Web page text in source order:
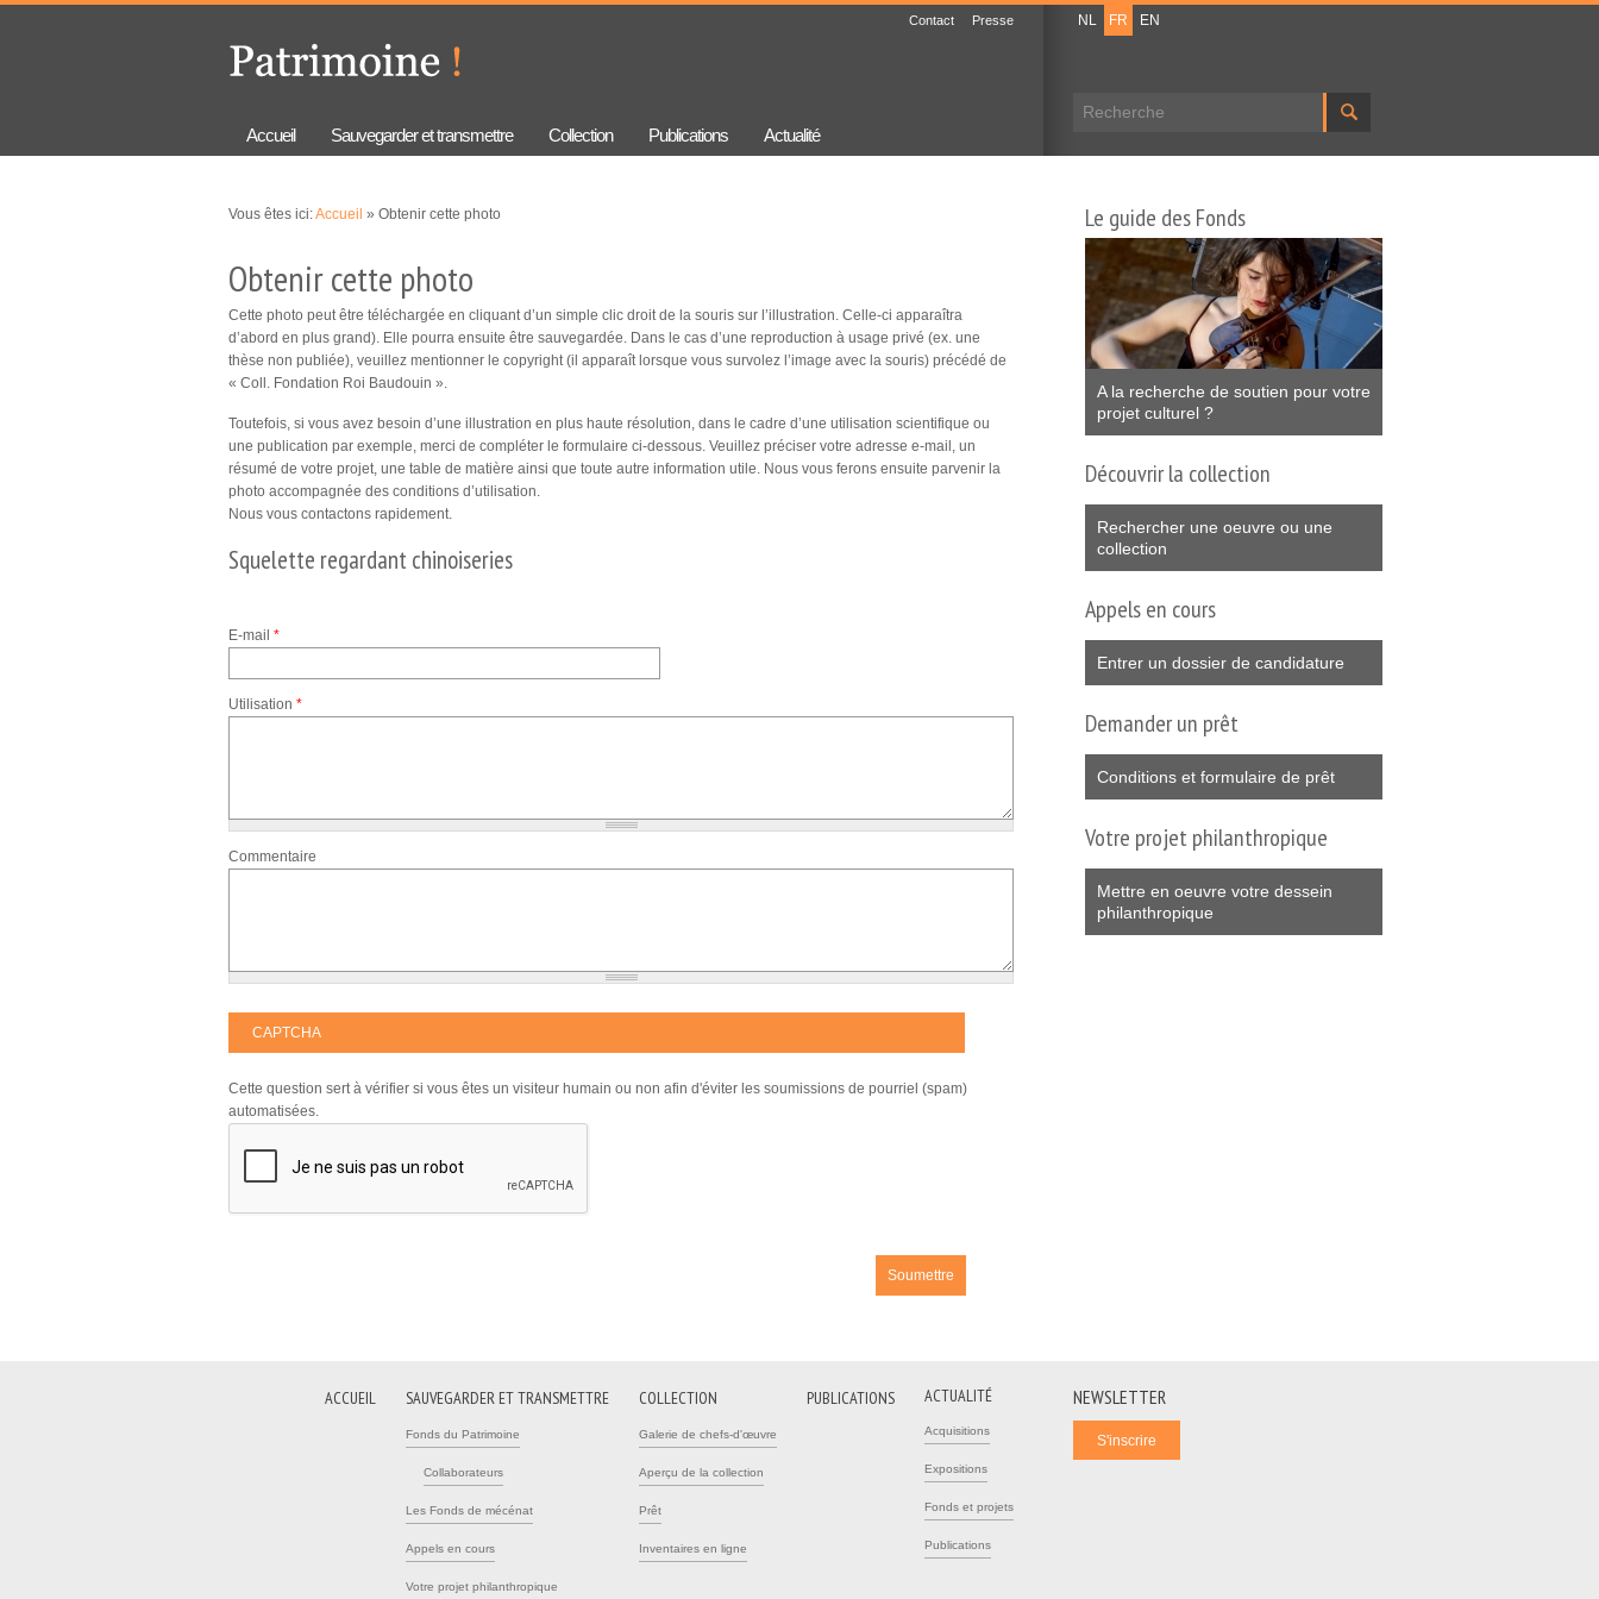
Contact Presse
Formulaire de recherche
NL FR EN
Accueil Sauvegarder et transmettre Collection Publications Actualité
Vous êtes ici:Accueil » Obtenir cette photo
Obtenir cette photo
Cette photo peut être téléchargée en cliquant d’un simple clic droit de la souris sur l’illustration. Celle-ci apparaîtra
d’abord en plus grand). Elle pourra ensuite être sauvegardée. Dans le cas d’une reproduction à usage privé (ex. une
thèse non publiée), veuillez mentionner le copyright (il apparaît lorsque vous survolez l’image avec la souris) précédé de
« Coll. Fondation Roi Baudouin ».
Toutefois, si vous avez besoin d’une illustration en plus haute résolution, dans le cadre d’une utilisation scientifique ou
une publication par exemple, merci de compléter le formulaire ci-dessous. Veuillez préciser votre adresse e-mail, un
résumé de votre projet, une table de matière ainsi que toute autre information utile. Nous vous ferons ensuite parvenir la
photo accompagnée des conditions d’utilisation.
Nous vous contactons rapidement.
Squelette regardant chinoiseries
E-mail *
Utilisation *
Commentaire
CAPTCHA
Cette question sert à vérifier si vous êtes un visiteur humain ou non afin d'éviter les soumissions de pourriel (spam)
automatisées.
Le guide des Fonds
A la recherche de soutien pour votre
projet culturel ?
Découvrir la collection
Rechercher une oeuvre ou une
collection
Appels en cours
Entrer un dossier de candidature
Demander un prêt
Conditions et formulaire de prêt
Votre projet philanthropique
Mettre en oeuvre votre dessein
philanthropique
NEWSLETTER
ACTUALITÉ
Acquisitions
Expositions
Fonds et projets
Publications
ACCUEIL SAUVEGARDER ET TRANSMETTRE
Fonds du Patrimoine
Collaborateurs
Les Fonds de mécénat
Appels en cours
Votre projet philanthropique
COLLECTION
Galerie de chefs-d'œuvre
Aperçu de la collection
Prêt
Inventaires en ligne
PUBLICATIONS